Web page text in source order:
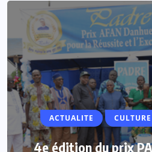
ACTUALITE CULTURE
4e édition du prix
Vacances
renforcent leur